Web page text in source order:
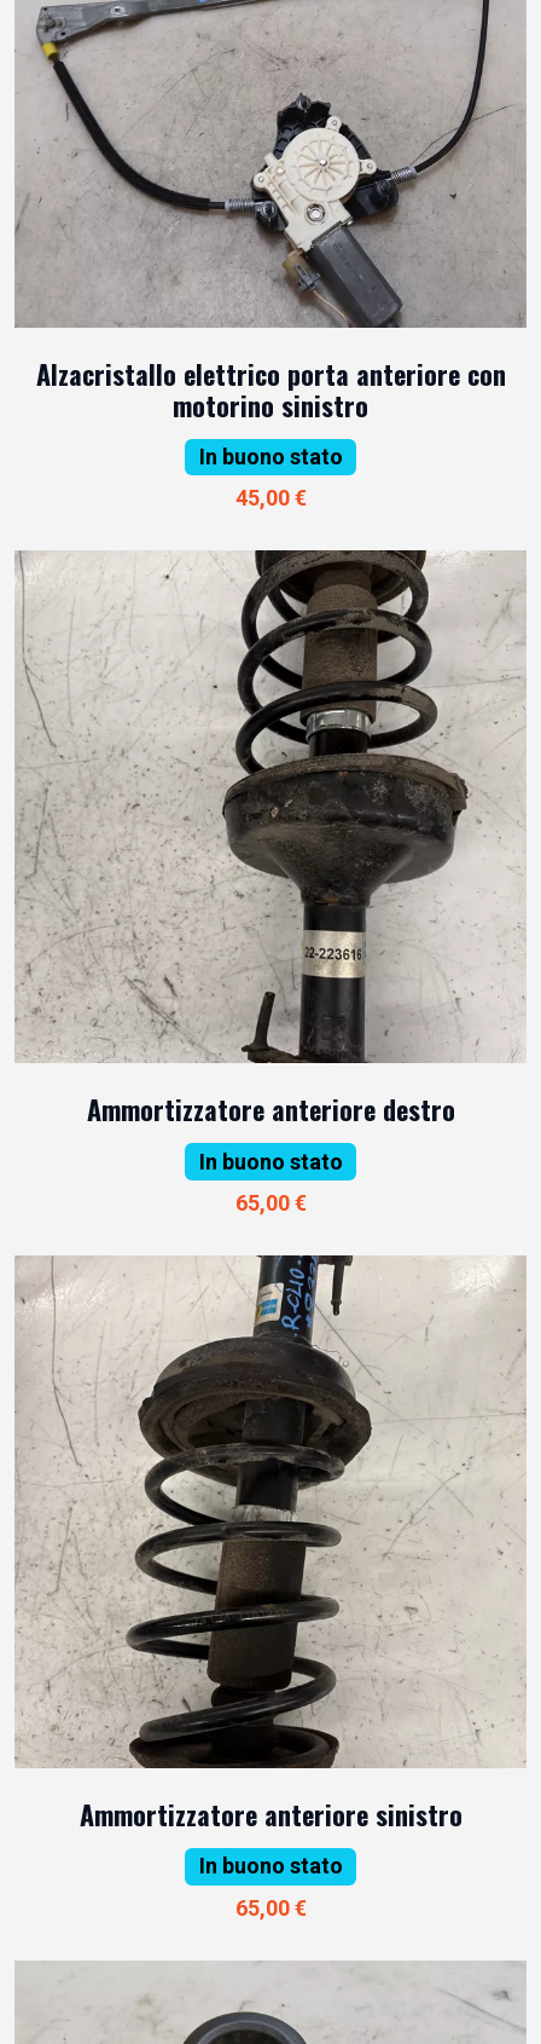
Alzacristallo elettrico porta anteriore con
motorino sinistro
In buono stato
45,00 €
Ammortizzatore anteriore destro
In buono stato
65,00 €
Ammortizzatore anteriore sinistro
In buono stato
65,00 €